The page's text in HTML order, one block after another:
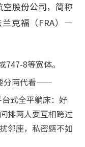
股份公司，简称
克福（FRA）—
8等宽体。
分两代看——
式全平躺床：好
排两人要互相跨过
邻座，私密感不如